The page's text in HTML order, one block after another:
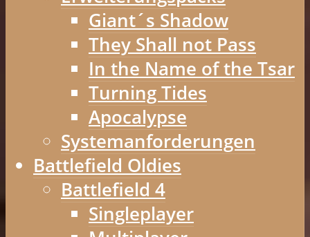
Giant´s Shadow
They Shall not Pass
In the Name of the Tsar
Turning Tides
Apocalypse
Systemanforderungen
Battlefield Oldies
Battlefield 4
Singleplayer